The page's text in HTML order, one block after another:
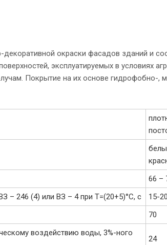
окраски фасадов зданий и
эксплуатируемых в условиях
Покрытие на их основе гидрофобно-,
66 –
– 246 (4) или ВЗ – 4 при Т=(20+5)°С, с
15-20
70
воздействию воды, 3%-ного
24